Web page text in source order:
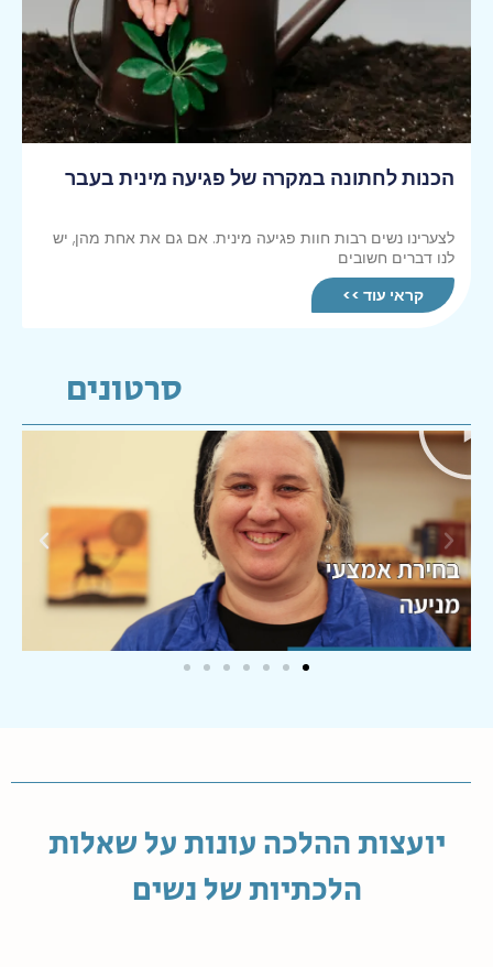
הכנות לחתונה במקרה של פגיעה מינית בעבר
לצערינו נשים רבות חוות פגיעה מינית. אם גם את אחת מהן, יש
לנו דברים חשובים
קראי עוד >>
סרטונים
יועצות ההלכה עונות על שאלות
הלכתיות של נשים